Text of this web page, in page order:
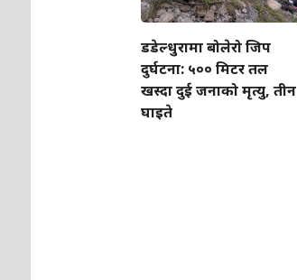
डडेल्धुरामा बोलेरो जिप
दुर्घटना: ५०० मिटर तल
खस्दा दुई जनाको मृत्यु, तीन
घाइते